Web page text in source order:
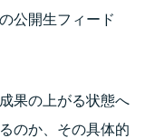
公開生フィード
果の上がる状態へ
のか、その具体的